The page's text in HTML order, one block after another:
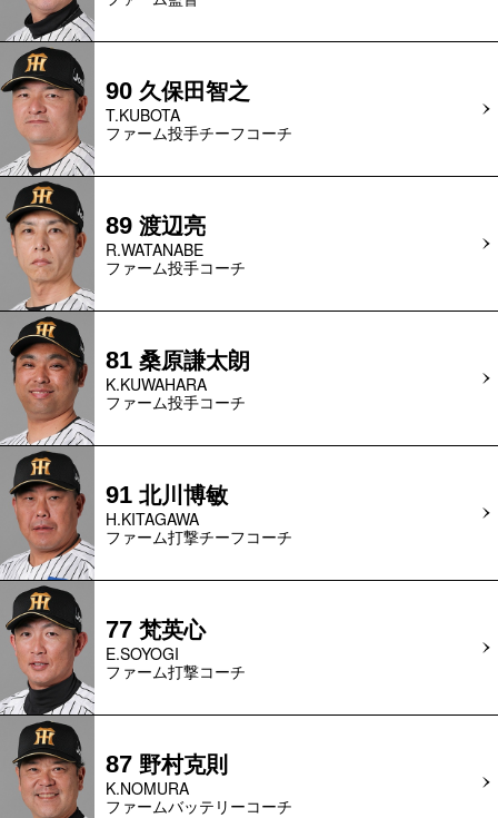
90 久保田智之
T.KUBOTA
ファーム投手チーフコーチ
89 渡辺亮
R.WATANABE
ファーム投手コーチ
81 桑原謙太朗
K.KUWAHARA
ファーム投手コーチ
91 北川博敏
H.KITAGAWA
ファーム打撃チーフコーチ
77 梵英心
E.SOYOGI
ファーム打撃コーチ
87 野村克則
K.NOMURA
ファームバッテリーコーチ